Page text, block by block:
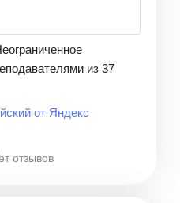
из 37
от Яндекс
отзывов